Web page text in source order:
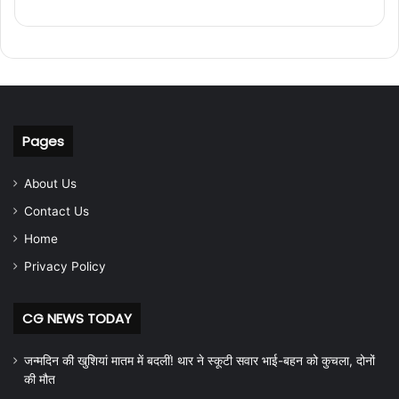
Pages
About Us
Contact Us
Home
Privacy Policy
CG NEWS TODAY
जन्मदिन की खुशियां मातम में बदलीं! थार ने स्कूटी सवार भाई-बहन को कुचला, दोनों
की मौत